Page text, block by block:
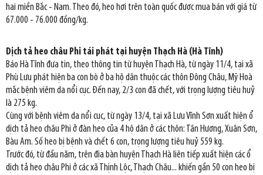
hai miền Bắc - Nam. Theo đó, heo hơi trên toàn quốc được mua bán với giá từ
67.000 - 76.000 đồng/kg.
Dịch tả heo châu Phi tái phát tại huyện Thạch Hà (Hà Tĩnh)
Báo Hà Tĩnh đưa tin, theo thông tin từ huyện Thạch Hà, từ ngày 11/4, tại xã
Phù Lưu phát hiện ba con bò ở ba hộ dân thuộc các thôn Đông Châu, Mỹ Hoà
mắc bệnh viêm da nổi cục. Đến nay, 2/3 con đã chết, với trọng lượng tiêu huỷ
là 275 kg.
Cùng với bệnh viêm da nổi cục, từ ngày 13/4, tại xã Lưu Vĩnh Sơn xuất hiện ổ
dịch tả heo châu Phi ở đàn heo của 4 hộ dân ở các thôn: Tân Hương, Xuân Sơn,
Bàu Am. Số heo bị bệnh và chết 6 con, trọng lượng tiêu huỷ 559 kg.
Trước đó, từ đầu năm, trên địa bàn huyện Thạch Hà liên tiếp xuất hiện các ổ
dịch tả heo châu Phi ở các xã Thịnh Lộc, Thạch Châu... khiến gần 50 con heo bị